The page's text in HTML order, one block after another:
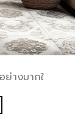
ย่างมากใ